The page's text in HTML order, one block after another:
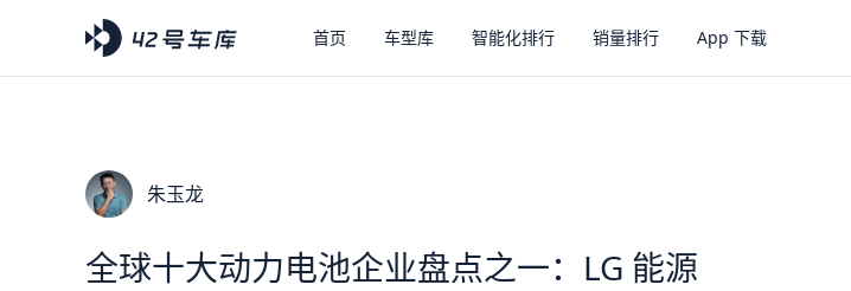
首页 车型库 智能化排行 销量排行 App 下载
朱玉龙
全球十大动力电池企业盘点之一：LG 能源